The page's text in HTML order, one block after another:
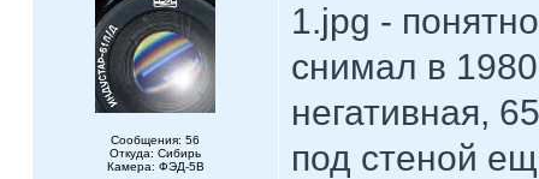
Сообщения: 56
Откуда: Сибирь
Камера: ФЭД-5В
1.jpg -
снимал в
негативная,
под стеной